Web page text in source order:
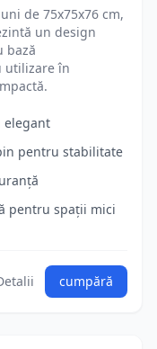
de 75x75x76 cm,
un design
bază
utilizare în
elegant
pentru stabilitate
pentru spații mici
cumpără